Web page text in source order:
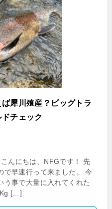
犀川殖産？ビッグトラ
チェック
んにちは、NFGです！ 先
で早速行って来ました。 今
事で大量に入れてくれた
Kg […]